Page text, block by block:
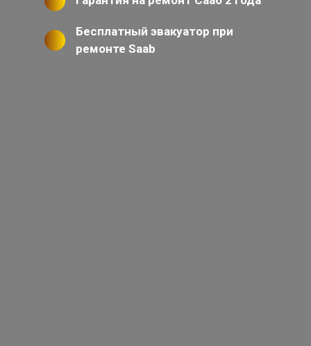
Бесплатный эвакуатор при
ремонте Saab